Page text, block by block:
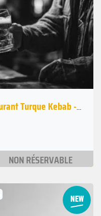
Suivant
Restaurant de l’Angle - Restaurant Turque Kebab - LYON
NON RÉSERVABLE